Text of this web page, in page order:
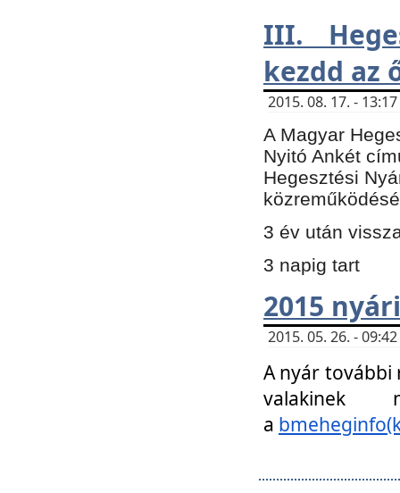
III.
kezdd az
2015. 08. 17. -
A Magyar
Nyitó Ankét
Hegesztési
3 év után
3 napig tart
2015
2015. 05. 26. -
A nyár további
a